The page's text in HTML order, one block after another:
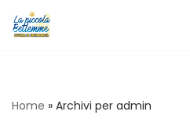
Vai
Home » Archivi per admin